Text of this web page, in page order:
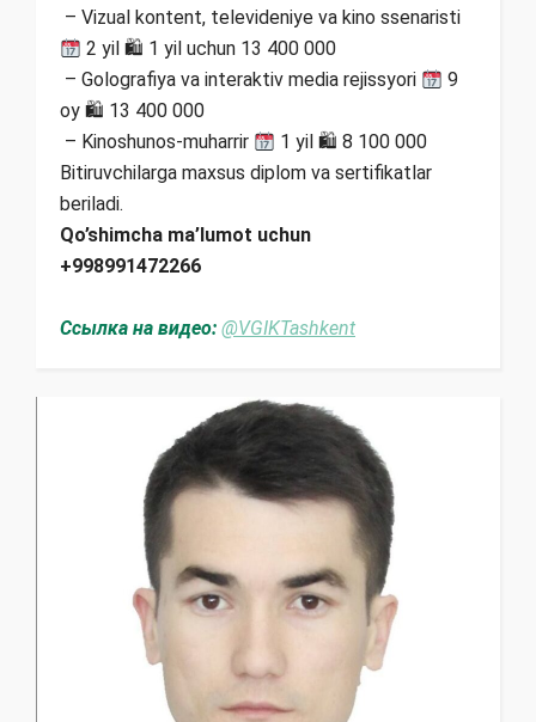
– Vizual kontent, televideniye va kino ssenaristi
2 yil 🛍 1 yil uchun 13 400 000
– Golografiya va interaktiv media rejissyori
9
oy 🛍 13 400 000
– Kinoshunos-muharrir
1 yil 🛍 8 100 000
Bitiruvchilarga maxsus diplom va sertifikatlar
beriladi.
Qo’shimcha ma’lumot uchun
+998991472266
Ссылка на видео: @VGIKTashkent